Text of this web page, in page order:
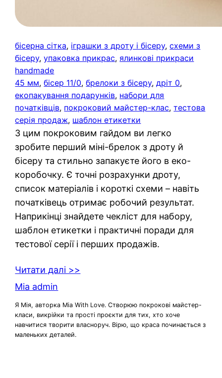
бісерна сітка, іграшки з дроту і бісеру, схеми з
бісеру, упаковка прикрас, ялинкові прикраси
handmade
45 мм, бісер 11/0, брелоки з бісеру, дріт 0
екопакування подарунків, набори для
початківців, покроковий майстер-клас, тестова
серія продаж, шаблон етикетки
З цим покроковим гайдом ви легко
зробите перший міні-брелок з дроту й
бісеру та стильно запакуєте його в еко-
коробочку. Є точні розрахунки дроту,
список матеріалів і короткі схеми – навіть
початківець отримає робочий результат.
Наприкінці знайдете чекліст для набору,
шаблон етикетки і практичні поради для
тестової серії і перших продажів.
Читати далі >>
Mia admin
Я Мія, авторка Mia With Love. Створюю покрокові майстер-
класи, викрійки та прості проєкти для тих, хто хоче
навчитися творити власноруч. Вірю, що краса починається з
маленьких деталей.